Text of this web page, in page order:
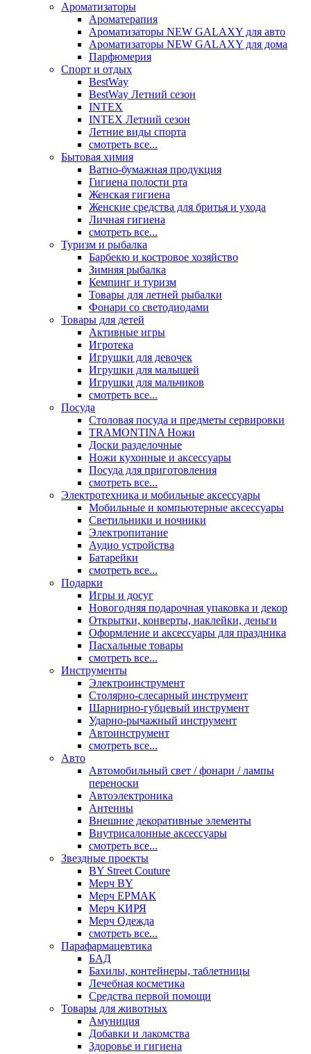
Ароматизаторы
Ароматерапия
Ароматизаторы NEW GALAXY для авто
Ароматизаторы NEW GALAXY для дома
Парфюмерия
Спорт и отдых
BestWay
BestWay Летний сезон
INTEX
INTEX Летний сезон
Летние виды спорта
смотреть все...
Бытовая химия
Ватно-бумажная продукция
Гигиена полости рта
Женская гигиена
Женские средства для бритья и ухода
Личная гигиена
смотреть все...
Туризм и рыбалка
Барбекю и костровое хозяйство
Зимняя рыбалка
Кемпинг и туризм
Товары для летней рыбалки
Фонари со светодиодами
Товары для детей
Активные игры
Игротека
Игрушки для девочек
Игрушки для малышей
Игрушки для мальчиков
смотреть все...
Посуда
Столовая посуда и предметы сервировки
TRAMONTINA Ножи
Доски разделочные
Ножи кухонные и аксессуары
Посуда для приготовления
смотреть все...
Электротехника и мобильные аксессуары
Мобильные и компьютерные аксессуары
Светильники и ночники
Электропитание
Аудио устройства
Батарейки
смотреть все...
Подарки
Игры и досуг
Новогодняя подарочная упаковка и декор
Открытки, конверты, наклейки, деньги
Оформление и аксессуары для праздника
Пасхальные товары
смотреть все...
Инструменты
Электроинструмент
Столярно-слесарный инструмент
Шарнирно-губцевый инструмент
Ударно-рычажный инструмент
Автоинструмент
смотреть все...
Авто
Автомобильный свет / фонари / лампы
переноски
Автоэлектроника
Антенны
Внешние декоративные элементы
Внутрисалонные аксессуары
смотреть все...
Звездные проекты
BY Street Couture
Мерч BY
Мерч ЕРМАК
Мерч КИРЯ
Мерч Одежда
смотреть все...
Парафармацевтика
БАД
Бахилы, контейнеры, таблетницы
Лечебная косметика
Средства первой помощи
Товары для животных
Амуниция
Добавки и лакомства
Здоровье и гигиена